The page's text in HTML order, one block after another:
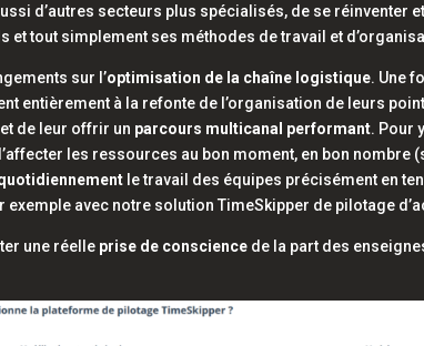
d’autres secteurs plus spécialisés, de se réinventer
et tout simplement ses méthodes de travail et
sur l’optimisation de la chaîne logistique. Une
entièrement à la refonte de l’organisation de leurs
et de leur offrir un parcours multicanal performant. Pour
les ressources au bon moment, en bon nombre
le travail des équipes précisément en
avec notre solution TimeSkipper de pilotage
une réelle prise de conscience de la part des